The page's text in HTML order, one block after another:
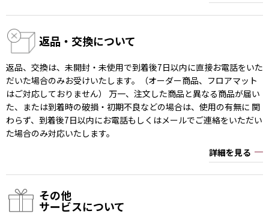
返品・交換について
返品、交換は、未開封・未使用で到着後7日以内に直接お電話をいた
だいた場合のみお受けいたします。（オーダー商品、フロアマット
はご対応しておりません） 万一、注文した商品と異なる商品が届い
た、または到着時の破損・初期不良などの場合は、使用の有無に 関
わらず、到着後7日以内にお電話もしくはメールでご連絡をいただい
た場合のみ対応いたします。
詳細を見る
その他
サービスについて